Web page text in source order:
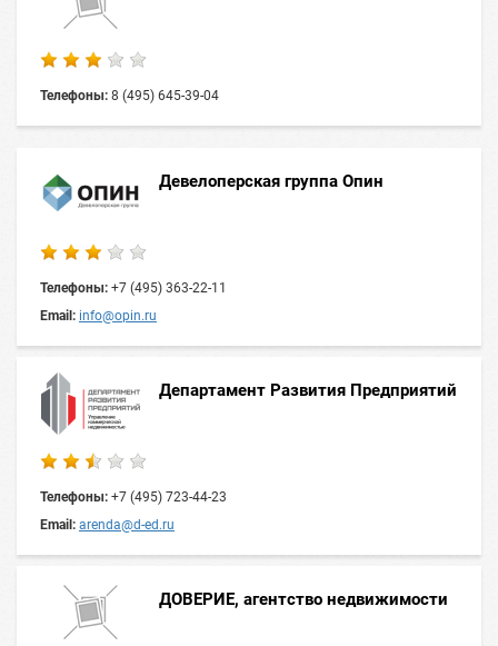
Телефоны: 8 (495) 645-39-04
Девелоперская группа Опин
Телефоны: +7 (495) 363-22-11
Email: info@opin.ru
Департамент Развития Предприятий
Телефоны: +7 (495) 723-44-23
Email: arenda@d-ed.ru
ДОВЕРИЕ, агентство недвижимости